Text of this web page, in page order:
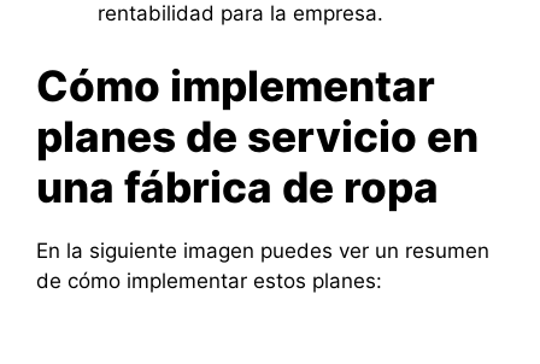
rentabilidad para la empresa.
Cómo implementar
planes de servicio en
una fábrica de ropa
En la siguiente imagen puedes ver un resumen
de cómo implementar estos planes: